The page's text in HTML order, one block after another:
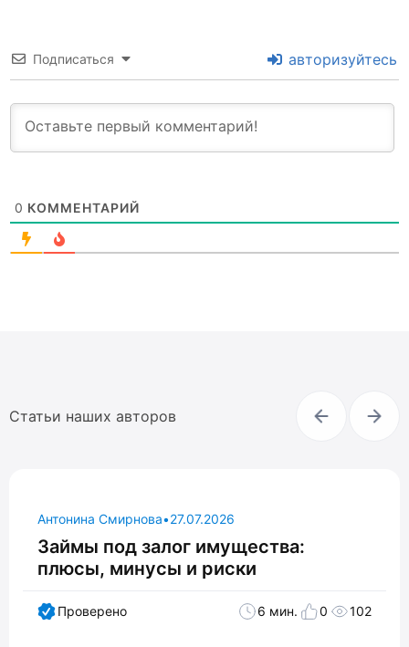
Подписаться авторизуйтесь
0 КОММЕНТАРИЙ
Статьи наших авторов
Антонина Смирнова•27.07.2026
Займы под залог имущества:
плюсы, минусы и риски
Проверено 6 мин. 0 102